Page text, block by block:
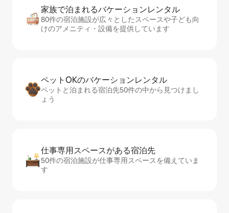
家族で泊まれるバ⁠ケ⁠ー⁠シ⁠ョ⁠ンレ⁠ン⁠タ⁠ル
80件の宿泊施設が広々としたスペースや子ども向
けのアメニティ・設備を提供しています
ペットOKのバ⁠ケ⁠ー⁠シ⁠ョ⁠ンレ⁠ン⁠タ⁠ル
ペットと泊まれる宿泊先50件の中から見つけまし
ょう
仕事専用ス⁠ペ⁠ー⁠スがあ⁠る宿⁠泊⁠先
50件の宿泊施設が仕事専用スペースを備えていま
す